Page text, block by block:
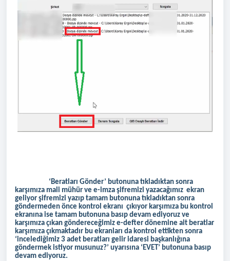
‘Beratları Gönder’ butonuna tıkladıktan sonra
karşımıza mali mühür ve e-imza şifremizi yazacağımız ekran
geliyor şifremizi yazıp tamam butonuna tıkladıktan sonra
göndermeden önce kontrol ekranı çıkıyor karşımıza bu kontrol
ekranına ise tamam butonuna basıp devam ediyoruz ve
karşımıza çıkan göndereceğimiz e-defter dönemine ait beratlar
karşımıza çıkmaktadır bu ekranları da kontrol ettikten sonra
‘incelediğimiz 3 adet beratları gelir idaresi başkanlığına
göndermek istiyor musunuz?’ uyarısına ‘EVET’ butonuna basıp
devam ediyoruz.